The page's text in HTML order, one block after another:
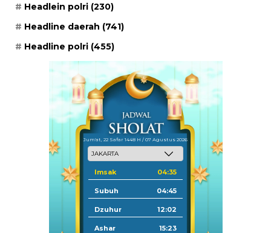
Headlein polri (230)
Headline daerah (741)
Headline polri (455)
Jum'at, 22 Safar 1448 H / 07 Agustus 2026
Imsak 04:35
Subuh 04:45
Dzuhur 12:02
Ashar 15:23